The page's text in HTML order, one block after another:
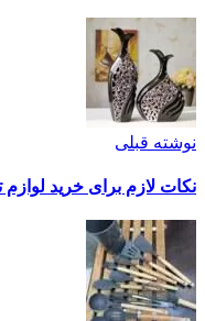
نوشته قبلی
نکات لازم برای خرید لوازم